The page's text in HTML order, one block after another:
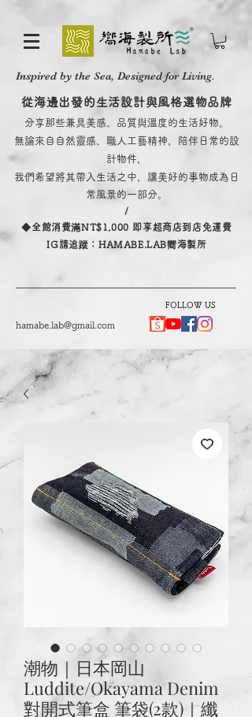
Inspired by the Sea, Designed for Living.
從海邊出發的生活設計與風格選物品牌
分享那些兼具美感、品質與溫度的生活好物。
無論來自自然靈感、職人工藝精神，陪伴日常的設
計物件，
我們希望將其帶入生活之中，讓美好的事物成為日
常風景的一部分。
/
​◆全館消費滿NT$1,000 即享超商店到店免運費
IG請追蹤：HAMABE.LAB嚮海製所
FOLLOW US
hamabe.lab@gmail.com
潮物｜日本岡山
Luddite/Okayama Denim
對開式筆盒 筆袋(2款)｜纖